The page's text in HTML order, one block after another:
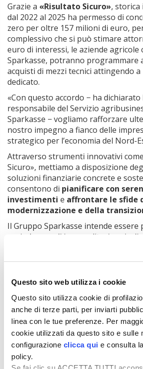
Questo sito web utilizza i cookie
Questo sito utilizza cookie di
anche di terze parti, per inviarti
linea con le tue preferenze. Per
cookie utilizzati da questo sito e sulle
configurazione clicca qui e consulta
policy.
Grazie a «Risultato Sicuro», storica
dal 2022 al 2025 ha permesso di
zero per oltre 157 milioni di euro,
complessivo che si può stimare
euro di interessi, le aziende agricole
Sparkasse, potranno programmare
acquisti di mezzi tecnici attingendo
dedicato.
«Con questo accordo − ha dichiarato
responsabile del Servizio
Sparkasse − vogliamo rafforzare
nostro impegno a fianco delle
strategico per l’economia del Nord-
Attraverso strumenti innovativi
Sicuro», mettiamo a disposizione
soluzioni finanziarie concrete e
consentono di pianificare con
investimenti e affrontare le sfide
modernizzazione e della
Il Gruppo Sparkasse intende
periodo per gli imprenditori
con consulenza specializzata e
«Siamo molto felici − ha sottolineato
agrari d’Italia (CAI) − di avviare una
Gruppo Sparkasse nell’ottica di
servizi agli agricoltori .
CAI nasce con il preciso intento di
agricoltori nelle attività quotidiane e
loro esigenze con soluzioni
mettiamo a disposizione ormai per il
consecutivo “Risultato Sicuro”, un